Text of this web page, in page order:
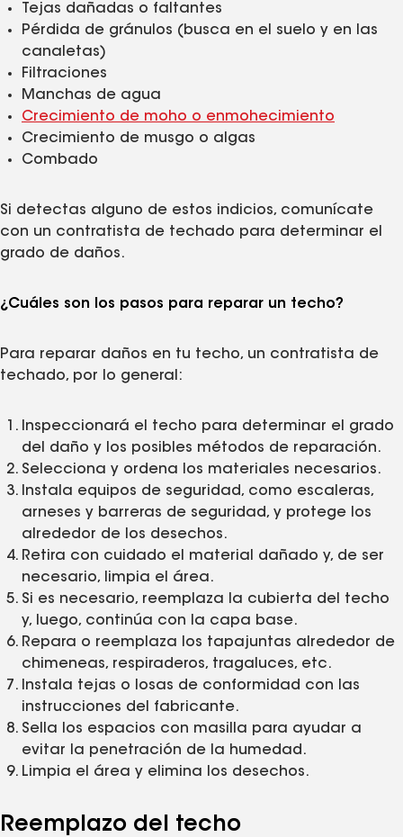
Tejas dañadas o faltantes
Pérdida de gránulos (busca en el suelo y en las
canaletas)
Filtraciones
Manchas de agua
Crecimiento de moho o enmohecimiento
Crecimiento de musgo o algas
Combado
Si detectas alguno de estos indicios, comunícate
con un contratista de techado para determinar el
grado de daños.
¿Cuáles son los pasos para reparar un techo?
Para reparar daños en tu techo, un contratista de
techado, por lo general:
Inspeccionará el techo para determinar el grado
del daño y los posibles métodos de reparación.
Selecciona y ordena los materiales necesarios.
Instala equipos de seguridad, como escaleras,
arneses y barreras de seguridad, y protege los
alrededor de los desechos.
Retira con cuidado el material dañado y, de ser
necesario, limpia el área.
Si es necesario, reemplaza la cubierta del techo
y, luego, continúa con la capa base.
Repara o reemplaza los tapajuntas alrededor de
chimeneas, respiraderos, tragaluces, etc.
Instala tejas o losas de conformidad con las
instrucciones del fabricante.
Sella los espacios con masilla para ayudar a
evitar la penetración de la humedad.
Limpia el área y elimina los desechos.
Reemplazo del techo